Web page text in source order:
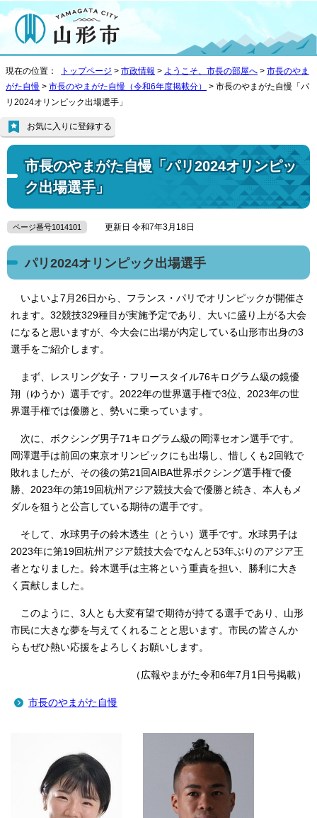
現在の位置： トップページ > 市政情報 > ようこそ、市長の部屋へ > 市長のやま
がた自慢 > 市長のやまがた自慢（令和6年度掲載分）
> 市長のやまがた自慢「パ
リ2024オリンピック出場選手」
市長のやまがた自慢「パリ2024オリンピッ
ク出場選手」
お気に入りに登録する
ページ番号1014101 更新日 令和7年3月18日
パリ2024オリンピック出場選手
いよいよ7月26日から、フランス・パリでオリンピックが開催さ
れます。32競技329種目が実施予定であり、大いに盛り上がる大会
になると思いますが、今大会に出場が内定している山形市出身の3
選手をご紹介します。
まず、レスリング女子・フリースタイル76キログラム級の鏡優
翔（ゆうか）選手です。2022年の世界選手権で3位、2023年の世
界選手権では優勝と、勢いに乗っています。
次に、ボクシング男子71キログラム級の岡澤セオン選手です。
岡澤選手は前回の東京オリンピックにも出場し、惜しくも2回戦で
敗れましたが、その後の第21回AIBA世界ボクシング選手権で優
勝、2023年の第19回杭州アジア競技大会で優勝と続き、本人もメ
ダルを狙うと公言している期待の選手です。
そして、水球男子の鈴木透生（とうい）選手です。水球男子は
2023年に第19回杭州アジア競技大会でなんと53年ぶりのアジア王
者となりました。鈴木選手は主将という重責を担い、勝利に大き
く貢献しました。
このように、3人とも大変有望で期待が持てる選手であり、山形
市民に大きな夢を与えてくれることと思います。市民の皆さんか
らもぜひ熱い応援をよろしくお願いします。
（広報やまがた令和6年7月1日号掲載）
市長のやまがた自慢